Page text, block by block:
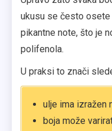
ukusu se često
pikantne note, što je
polifenola.
U praksi to znači
ulje ima izražen
boja može